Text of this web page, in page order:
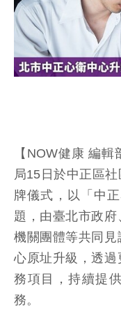
【NOW健康 編
局15日於中正區
牌儀式，以「中
題，由臺北市政府
機關團體等共同
心原址升級，透
務項目，持續提
務。